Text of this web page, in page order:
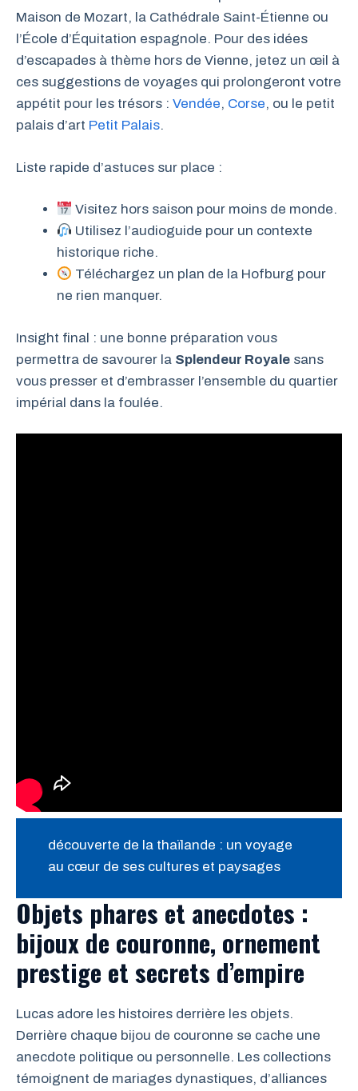
Maison de Mozart, la Cathédrale Saint-Étienne ou
l’École d’Équitation espagnole. Pour des idées
d’escapades à thème hors de Vienne, jetez un œil à
ces suggestions de voyages qui prolongeront votre
appétit pour les trésors : Vendée, Corse, ou le petit
palais d’art Petit Palais.
Liste rapide d’astuces sur place :
Visitez hors saison pour moins de monde.
Utilisez l’audioguide pour un contexte
historique riche.
Téléchargez un plan de la Hofburg pour
ne rien manquer.
Insight final : une bonne préparation vous
permettra de savourer la Splendeur Royale sans
vous presser et d’embrasser l’ensemble du quartier
impérial dans la foulée.
découverte de la thaïlande : un voyage
au cœur de ses cultures et paysages
Objets phares et anecdotes :
bijoux de couronne, ornement
prestige et secrets d’empire
Lucas adore les histoires derrière les objets.
Derrière chaque bijou de couronne se cache une
anecdote politique ou personnelle. Les collections
témoignent de mariages dynastiques, d’alliances